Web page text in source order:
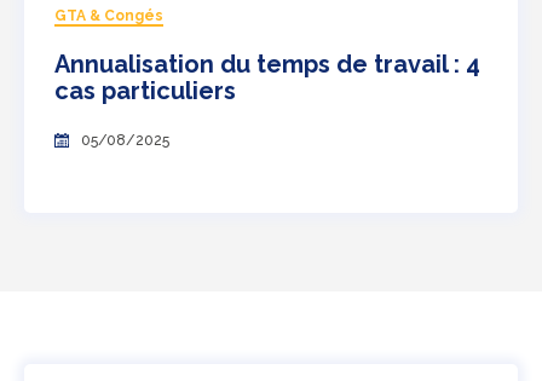
GTA & Congés
Annualisation du temps de travail : 4
cas particuliers
05/08/2025